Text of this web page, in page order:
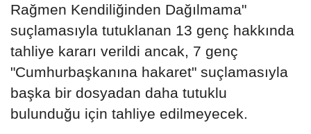
Rağmen Kendiliğinden Dağılmama"
suçlamasıyla tutuklanan 13 genç hakkında
tahliye kararı verildi ancak, 7 genç
"Cumhurbaşkanına hakaret" suçlamasıyla
başka bir dosyadan daha tutuklu
bulunduğu için tahliye edilmeyecek.